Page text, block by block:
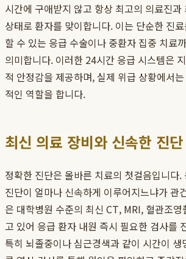
시간에 구애받지 않고 항상 최고의 의료진과
상태로 환자를 맞이합니다. 이는 단순한 진
할 수 있는 응급 수술이나 중환자 집중 치료
의미합니다. 이러한 24시간 응급 시스템은
적 안정감을 제공하며, 실제 위급 상황에서
적인 역할을 합니다.
최신 의료 장비와 신속한 진
정확한 진단은 올바른 치료의 첫걸음입니다.
진단이 얼마나 신속하게 이루어지느냐가 관
은 대학병원 수준의 최신 CT, MRI, 혈관조
고 있어 응급 환자 내원 즉시 필요한 검사를
특히 뇌졸중이나 심근경색과 같이 시간이 생